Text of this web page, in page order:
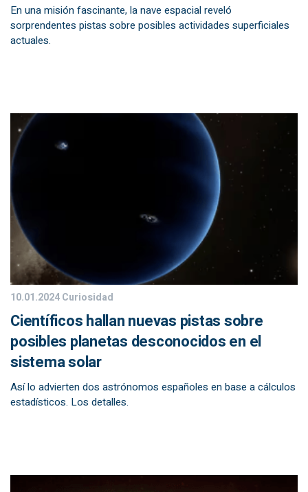
En una misión fascinante, la nave espacial reveló
sorprendentes pistas sobre posibles actividades superficiales
actuales.
10.01.2024Curiosidad
Científicos hallan nuevas pistas sobre
posibles planetas desconocidos en el
sistema solar
Así lo advierten dos astrónomos españoles en base a cálculos
estadísticos. Los detalles.